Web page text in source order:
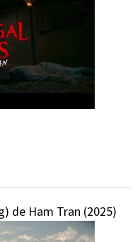
de Ham Tran (2025)